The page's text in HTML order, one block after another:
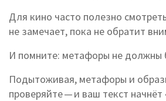
Для кино часто полезно
не замечает, пока не обратит
И помните: метафоры не должны
Подытоживая, метафоры и
проверяйте — и ваш текст начнёт